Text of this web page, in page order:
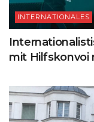
INTERNATIONALES
mit Hilfskonvoi